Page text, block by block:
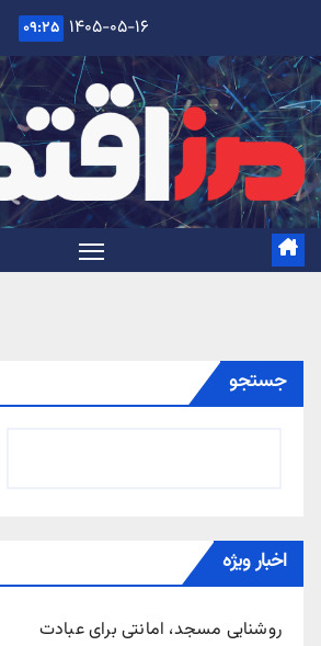
content
۱۴۰۵-۰۵-۱۶ ۰۹:۲۵
جستجو
اخبار ویژه
روشنایی مسجد، امانتی برای عبادت